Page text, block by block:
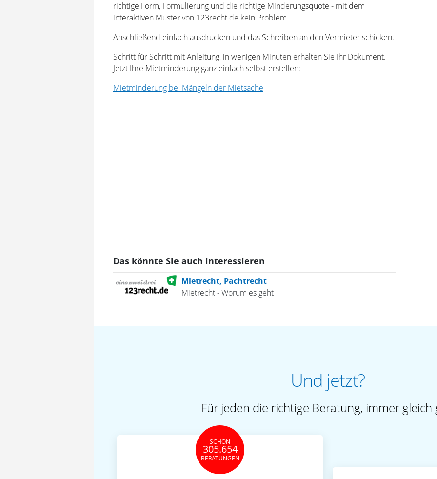
richtige Form, Formulierung und die richtige Minderungsquote - mit dem
interaktiven Muster von 123recht.de kein Problem.
Anschließend einfach ausdrucken und das Schreiben an den Vermieter schicken.
Schritt für Schritt mit Anleitung, in wenigen Minuten erhalten Sie Ihr Dokument.
Jetzt Ihre Mietminderung ganz einfach selbst erstellen:
Mietminderung bei Mängeln der Mietsache
Das könnte Sie auch interessieren
Mietrecht, Pachtrecht
Mietrecht - Worum es geht
Und jetzt?
Für jeden die richtige Beratung, immer gleich
SCHON
305.654
BERATUNGEN